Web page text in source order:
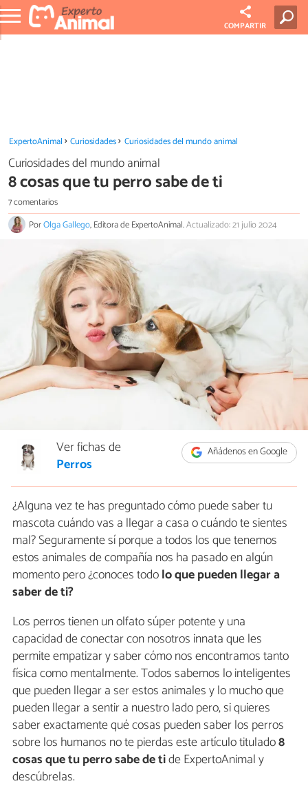
COMPARTIR
ExpertoAnimal Curiosidades Curiosidades del mundo animal
Curiosidades del mundo animal
8 cosas que tu perro sabe de ti
7 comentarios
PorOlga Gallego, Editora de ExpertoAnimal.Actualizado: 21 julio 2024
Añádenos en Google
Ver fichas de
Perros
¿Alguna vez te has preguntado cómo puede saber tu
mascota cuándo vas a llegar a casa o cuándo te sientes
mal? Seguramente sí porque a todos los que tenemos
estos animales de compañía nos ha pasado en algún
momento pero ¿conoces todolo que pueden llegar a
saber de ti?
Los perros tienen un olfato súper potente y una
capacidad de conectar con nosotros innata que les
permite empatizar y saber cómo nos encontramos tanto
física como mentalmente. Todos sabemos lo inteligentes
que pueden llegar a ser estos animales y lo mucho que
pueden llegar a sentir a nuestro lado pero, si quieres
saber exactamente qué cosas pueden saber los perros
sobre los humanos no te pierdas este artículo titulado8
cosas que tu perro sabe de tide ExpertoAnimal y
descúbrelas.